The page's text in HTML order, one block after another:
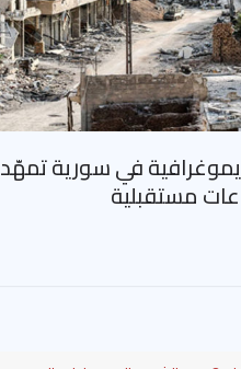
في سورية تمهّد
مستقبلية